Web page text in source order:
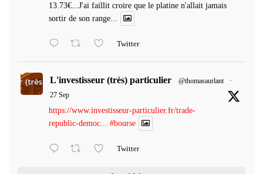
13.73€...J'ai faillit croire que le platine n'allait jamais
sortir de son range...
Twitter
L'investisseur (très) particulier @thomasaurlant
·
27 Sep
https://www.investisseur-particulier.fr/trade-
republic-democ... #bourse
Twitter